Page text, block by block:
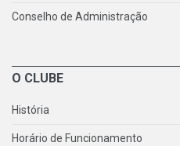
Conselho de Administração
O CLUBE
História
Horário de Funcionamento